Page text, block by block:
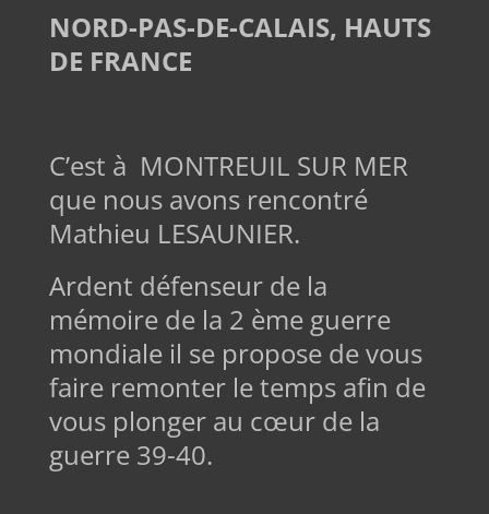
NORD-PAS-DE-CALAIS, HAUTS
DE FRANCE
C’est à MONTREUIL SUR MER
que nous avons rencontré
Mathieu LESAUNIER.
Ardent défenseur de la
mémoire de la 2 ème guerre
mondiale il se propose de vous
faire remonter le temps afin de
vous plonger au cœur de la
guerre 39-40.